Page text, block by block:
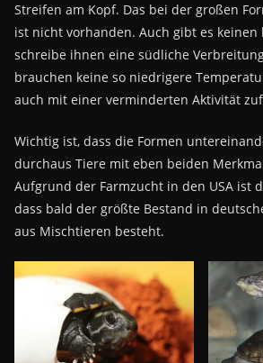
Streifen am Kopf. Das bei der großen
ist nicht vorhanden. Auch gibt es keinen
schreibe ihnen eine südliche
brauchen keine so niedrigere
auch mit einer verminderten Aktivität
Wichtig ist, dass die Formen
durchaus Tiere mit eben beiden
Aufgrund der Farmzucht in den USA ist
dass bald der größte Bestand in
aus Mischtieren besteht.